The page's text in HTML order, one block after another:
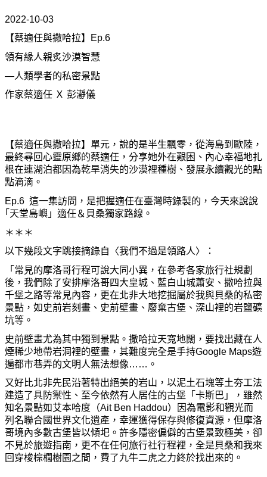
2022-10-03
【蔡適任與撒哈拉】
Ep.6
領有緣人親炙沙漠智慧
—人類學者的私密景點
作家蔡適任 Ｘ 彭瀞儀
【蔡適任與撒哈拉】單元，說的是半生飄零，從海島到歐陸，
最終尋回心靈原鄉的蔡適任，分享她外在艱困、內心幸福地扎
根在連湖泊都因為乾旱消失的沙漠裡種樹、發展永續觀光的點
點滴滴。
Ep.6 這一集訪問，是把握適任在臺灣時錄製的，今天來說說
｢天堂島嶼」適任＆貝桑獨家路線。
＊＊＊
以下幾段文字跳接摘錄自〈我們不過是領路人〉：
「常見的摩洛哥行程可說大同小異，在參考各家旅行社規劃
後，我們除了安排摩洛哥四大皇城、藍白山城蕭安、撒哈拉與
千堡之路等常見內容，更在北非大地挖掘屬於我與貝桑的私密
景點，如史前岩刻畫、史前壁畫、廢棄古堡、深山裡的岩鹽礦
坑等。
史前壁畫尤為其中獨到景點。撒哈拉天寬地闊，要找出藏在人
煙稀少地帶岩洞裡的壁畫，其難度完全是手持Google Maps遊
遍都市巷弄的文明人無法想像……。
又好比北非先民沿著特出絕美的岩山，以泥土石塊等土夯工法
建造了具防禦性、至今依然有人居住的古堡「卡斯巴」，雖然
知名景點如艾本哈度（Ait Ben Haddou）因為電影和觀光而
列名聯合國世界文化遺產，幸運獲得保存與修復資源，但摩洛
哥境內多數古堡皆以傾圯。許多隱密偏僻的古堡景致極美，卻
不見於旅遊指南，更不在任何旅行社行程裡，全是貝桑和我來
回穿梭棕櫚樹園之間，費了九牛二虎之力終於找出來的。